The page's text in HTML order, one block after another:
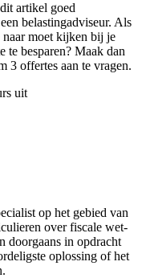
artikel goed
belastingadviseur. Als
naar moet kijken bij je
te besparen? Maak dan
3 offertes aan te vragen.
uit
op het gebied van
over fiscale wet-
doorgaans in opdracht
oplossing of het